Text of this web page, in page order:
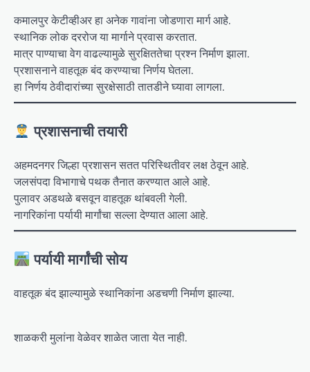
कमालपुर केटीव्हीअर हा अनेक गावांना जोडणारा मार्ग आहे.
स्थानिक लोक दररोज या मार्गाने प्रवास करतात.
मात्र पाण्याचा वेग वाढल्यामुळे सुरक्षिततेचा प्रश्न निर्माण झाला.
प्रशासनाने वाहतूक बंद करण्याचा निर्णय घेतला.
हा निर्णय ठेवीदारांच्या सुरक्षेसाठी तातडीने घ्यावा लागला.
प्रशासनाची तयारी
अहमदनगर जिल्हा प्रशासन सतत परिस्थितीवर लक्ष ठेवून आहे.
जलसंपदा विभागाचे पथक तैनात करण्यात आले आहे.
पुलावर अडथळे बसवून वाहतूक थांबवली गेली.
नागरिकांना पर्यायी मार्गांचा सल्ला देण्यात आला आहे.
पर्यायी मार्गांची सोय
वाहतूक बंद झाल्यामुळे स्थानिकांना अडचणी निर्माण झाल्या.
शाळकरी मुलांना वेळेवर शाळेत जाता येत नाही.